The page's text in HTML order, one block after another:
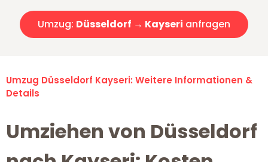
Umzug: Düsseldorf → Kayseri anfragen
Umzug Düsseldorf Kayseri: Weitere Informationen &
Details
Umziehen von Düsseldorf